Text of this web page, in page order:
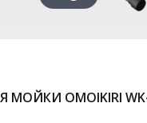
OMOIKIRI WK-